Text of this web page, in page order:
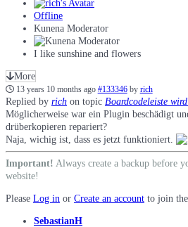
Offline
Kunena Moderator
I like sunshine and flowers
More
13 years 10 months ago #133346 by rich
Replied by rich on topic Boardcodeleiste
Möglicherweise war ein Plugin beschädigt
drüberkopieren repariert?
Naja, wichig ist, dass es jetzt funktioniert.
Important! Always create a backup before
website!
Please Log in or Create an account to join
SebastianH